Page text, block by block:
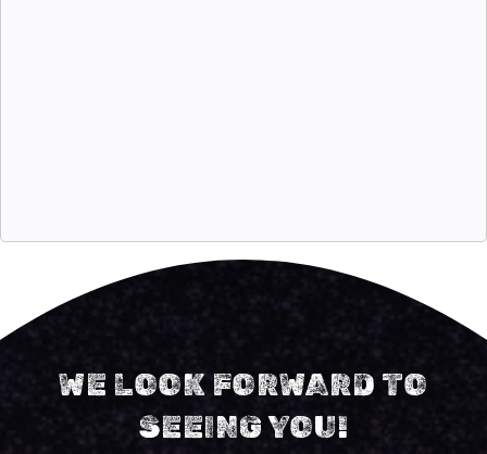
WE LOOK FORWARD TO
SEEING YOU!